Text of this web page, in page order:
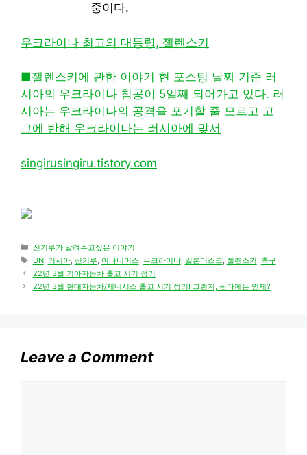
중이다.
우크라이나 최고의 대통령, 젤렌스키
■젤렌스키에 관한 이야기 현 포스팅 날짜 기준 러
시아의 우크라이나 침공이 5일째 되어가고 있다. 러
시아는 우크라이나의 공격을 포기할 줄 모르고 고
그에 반해 우크라이나는 러시아에 맞서
singirusingiru.tistory.com
Categories
신기루가 알려주고싶은 이야기
Tags
UN, 러시아, 신기루, 어나니머스 우크라이나, 일론머스크 젤렌스키 축구
22년 3월 기아자동차 출고 시기 정리
22년 3월 현대자동차/제네시스 출고 시기 정리! 그랜저, 싼타페는 언제?
Leave a Comment